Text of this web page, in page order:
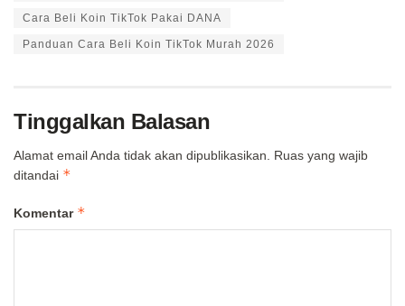
Cara Beli Koin TikTok Pakai DANA
Panduan Cara Beli Koin TikTok Murah 2026
Tinggalkan Balasan
Alamat email Anda tidak akan dipublikasikan. Ruas yang wajib
ditandai *
Komentar *